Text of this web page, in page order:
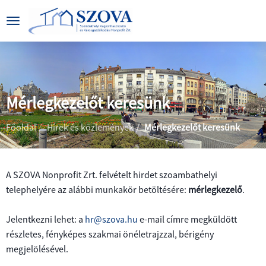
BEMUTATKOZÁS
CÉGADATOK
KÖZÉRDEKŰ
ÁLTALÁNOS
INFORMÁCIÓK
Mérlegkezelőt keresünk
Főoldal| Hírek és közlemények| Mérlegkezelőt keresünk
A SZOVA Nonprofit Zrt. felvételt hirdet szoambathelyi
telephelyére az alábbi munkakör betöltésére: mérlegkezelő.
Jelentkezni lehet: a hr@szova.hu e-mail címre megküldött
részletes, fényképes szakmai önéletrajzzal, bérigény
megjelölésével.